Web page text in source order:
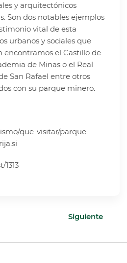
y arquitectónicos
Son dos notables ejemplos
vital de esta
urbanos y sociales que
encontramos el Castillo de
de Minas o el Real
San Rafael entre otros
con su parque minero.
que-visitar/parque-
Siguiente